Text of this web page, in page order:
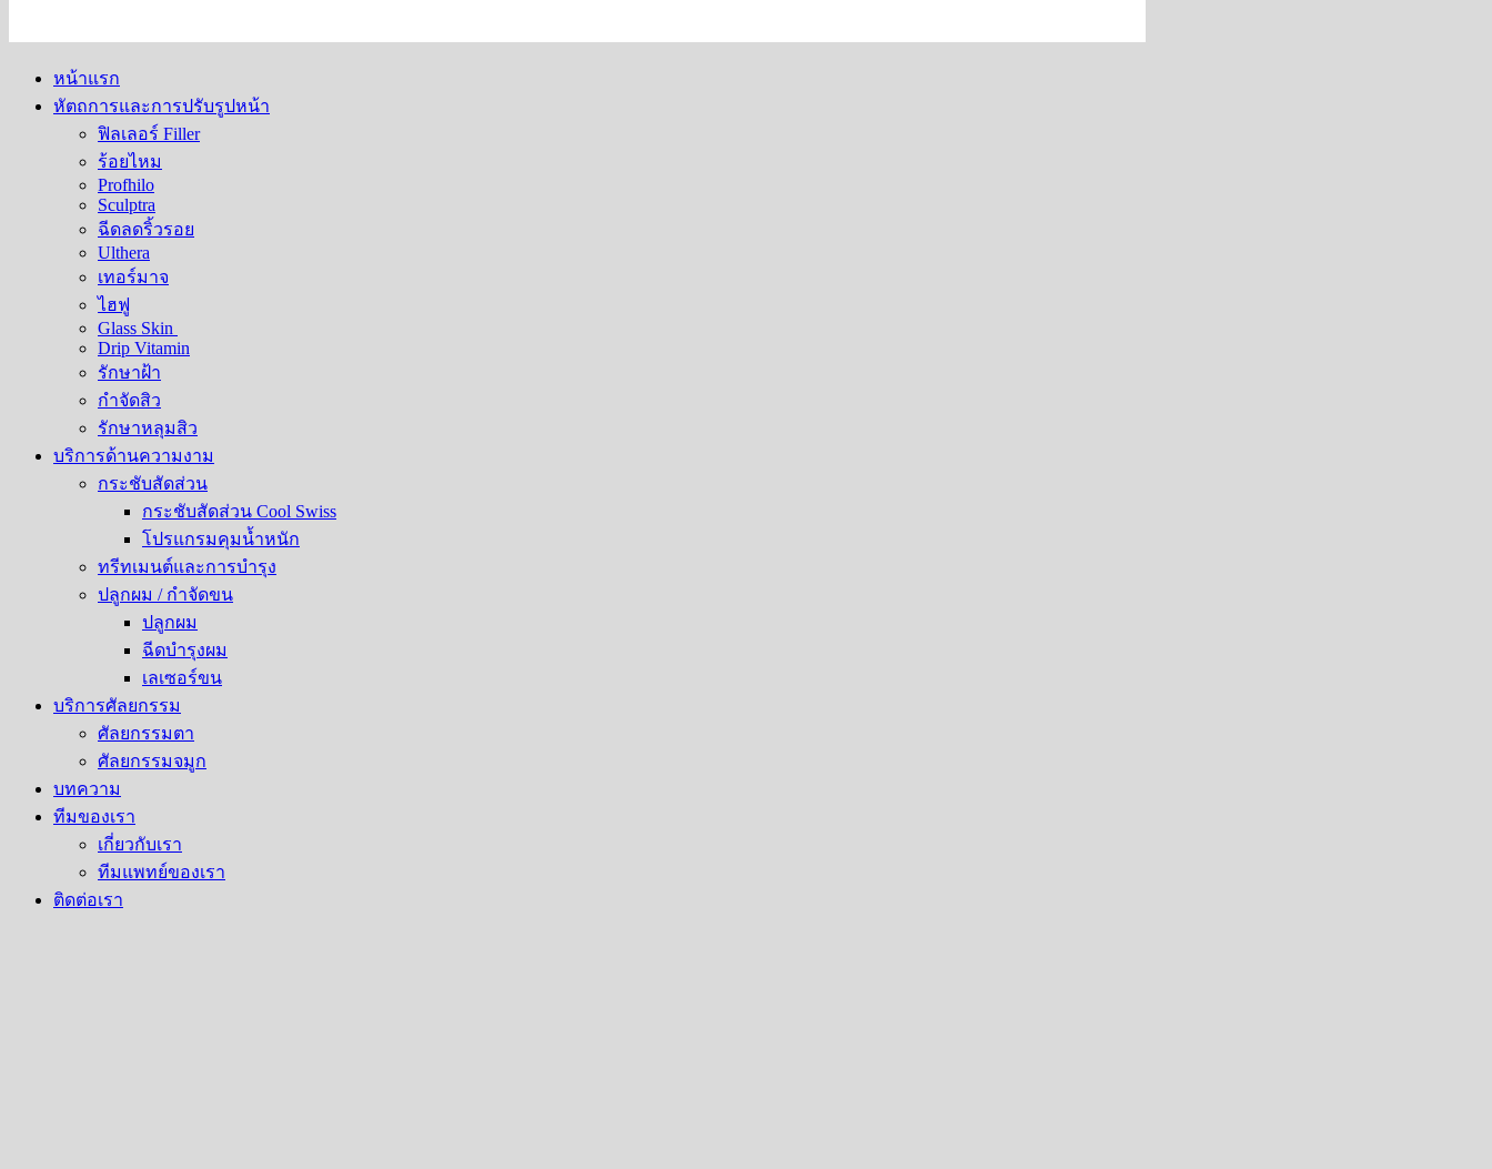
หน้าแรก
หัตถการและการปรับรูปหน้า
ฟิลเลอร์ Filler
ร้อยไหม
Profhilo
Sculptra
ฉีดลดริ้วรอย
Ulthera
เทอร์มาจ
ไฮฟู
Glass Skin
Drip Vitamin
รักษาฝ้า
กำจัดสิว
รักษาหลุมสิว​
บริการด้านความงาม
กระชับสัดส่วน
กระชับสัดส่วน Cool Swiss
โปรแกรมคุมน้ำหนัก
ทรีทเมนต์และการบำรุง
ปลูกผม / กำจัดขน
ปลูกผม
ฉีดบำรุงผม
เลเซอร์ขน
บริการศัลยกรรม
ศัลยกรรมตา
ศัลยกรรมจมูก
บทความ
ทีมของเรา
เกี่ยวกับเรา
ทีมแพทย์ของเรา
ติดต่อเรา